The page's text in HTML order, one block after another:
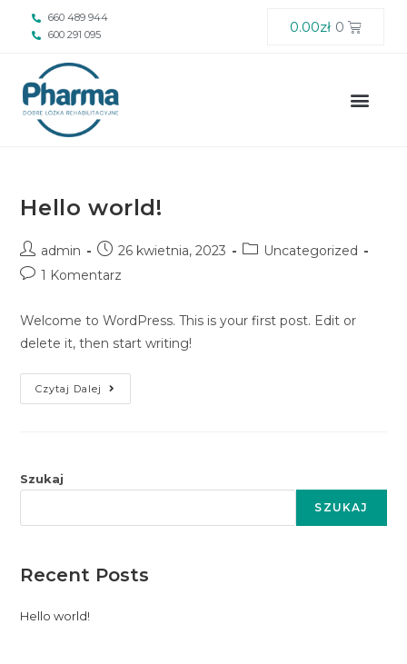
660 489 944
600 291 095
0.00zł 0
Hello world!
admin 26 kwietnia, 2023
Uncategorized
1 Komentarz
Welcome to WordPress. This is your first post. Edit or
delete it, then start writing!
Czytaj Dalej
Szukaj
SZUKAJ
Recent Posts
Hello world!